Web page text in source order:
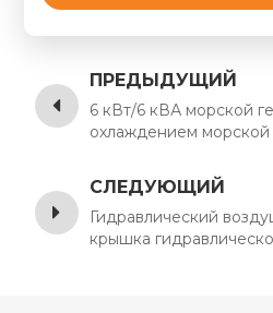
ПРЕДЫДУЩИЙ
6 кВт/6 кВА морской
охлаждением
СЛЕДУЮЩИЙ
Гидравлический
крышка